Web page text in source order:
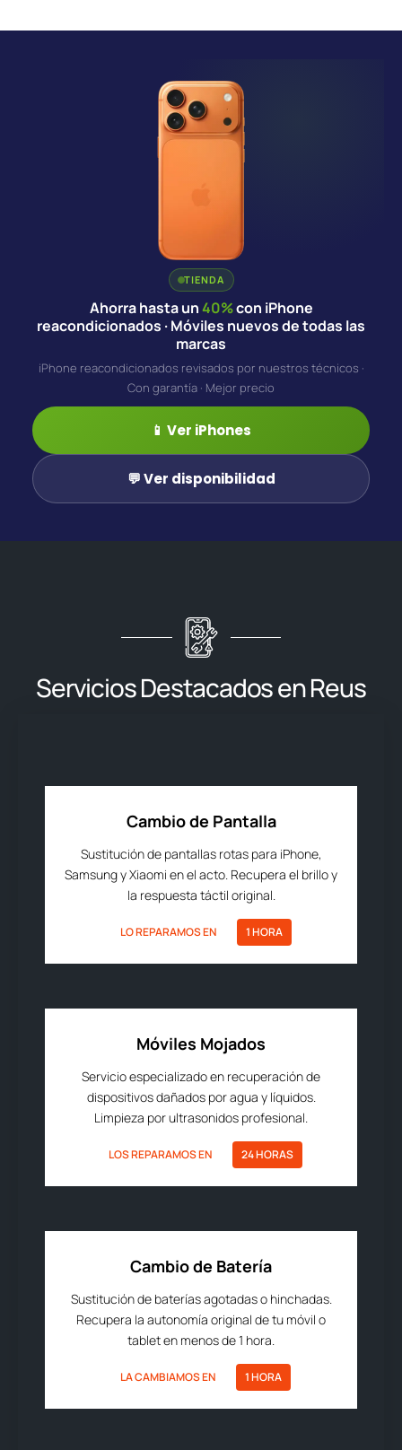
TIENDA
Ahorra hasta un40%con iPhone
reacondicionados · Móviles nuevos de todas las
marcas
iPhone reacondicionados revisados por nuestros técnicos ·
Con garantía · Mejor precio
📱 Ver iPhones
💬 Ver disponibilidad
Servicios Destacados en Reus
Cambio de Pantalla
Sustitución de pantallas rotas para iPhone,
Samsung y Xiaomi en el acto. Recupera el brillo y
la respuesta táctil original.
LO REPARAMOS EN 1 HORA
Móviles Mojados
Servicio especializado en recuperación de
dispositivos dañados por agua y líquidos.
Limpieza por ultrasonidos profesional.
LOS REPARAMOS EN 24 HORAS
Cambio de Batería
Sustitución de baterías agotadas o hinchadas.
Recupera la autonomía original de tu móvil o
tablet en menos de 1 hora.
LA CAMBIAMOS EN 1 HORA